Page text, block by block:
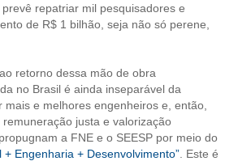
repatriar mil pesquisadores e
de R$ 1 bilhão, seja não só perene,
retorno dessa mão de obra
no Brasil é ainda inseparável da
e melhores engenheiros e, então,
justa e valorização
a FNE e o SEESP por meio do
+ Engenharia + Desenvolvimento” . Este é